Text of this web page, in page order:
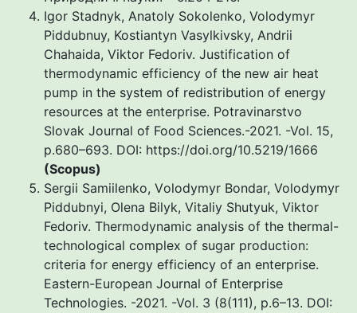
Igor Stadnyk, Anatoly Sokolenko, Volodymyr
Piddubnuy, Kostiantyn Vasylkivsky, Andrii
Chahaida, Viktor Fedoriv. Justification of
thermodynamic efficiency of the new air heat
pump in the system of redistribution of energy
resources at the enterprise. Potravinarstvo
Slovak Journal of Food Sciences.-2021. -Vol. 15,
р.680–693. DOI: https://doi.org/10.5219/1666
(Scopus)
Sergii Samiilenko, Vоlоdymyr Bondar, Volodymyr
Piddubnyi, Olena Bilyk, Vitaliy Shutyuk, Viktor
Fedoriv. Thermodynamic analysis of the thermal-
technological complex of sugar production:
criteria for energy efficiency of an enterprise.
Eastern-European Journal of Enterprise
Technologies. -2021. -Vol. 3 (8(111), р.6–13. DOI: